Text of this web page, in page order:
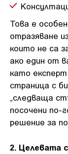
Това е
отразяване
които не са
ако един от
като
страница с
„следваща
посочени по-
решение за
2. Целевата